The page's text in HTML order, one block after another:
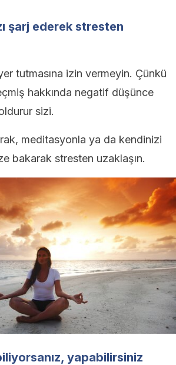
şarj ederek stresten
tutmasına izin vermeyin. Çünkü
hakkında negatif düşünce
sizi.
meditasyonla ya da kendinizi
bakarak stresten uzaklaşın.
yapabilirsiniz